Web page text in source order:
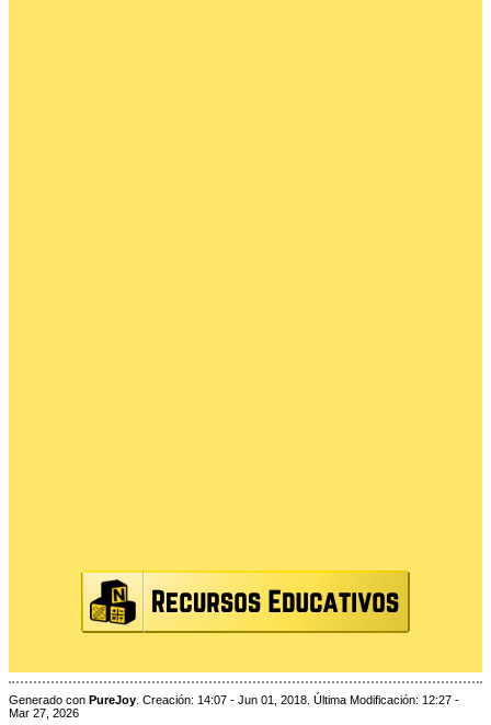
Generado con PureJoy . Creación: 14:07 - Jun 01, 2018. Última Modificación: 12:27 -
Mar 27, 2026